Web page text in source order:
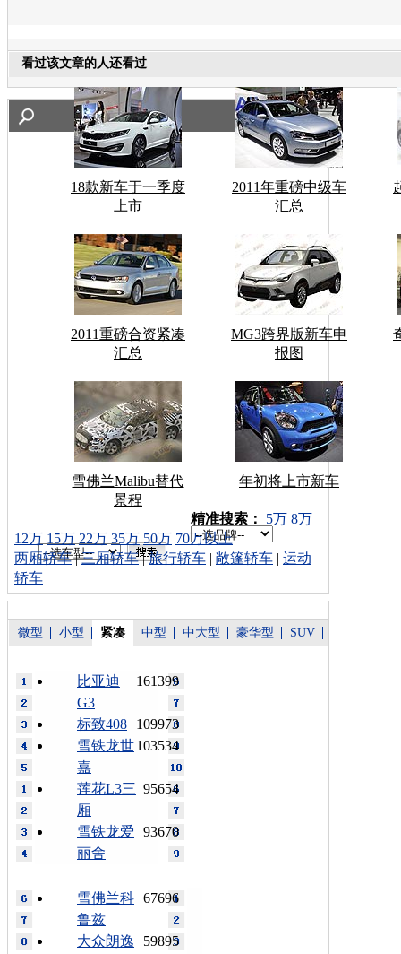
看过该文章的人还看过
18款新车于一季度
上市
2011年重磅中级车
汇总
2011重磅合资紧凑
汇总
MG3跨界版新车申
报图
雪佛兰Malibu替代
景程
年初将上市新车
车型搜索：
精准搜索： 5万 8万
12万 15万 22万 35万 50万 70万以上
两厢轿车|三厢轿车|旅行轿车 | 敞篷轿车 | 运动
轿车
微型 小型 紧凑 中型 中大型 豪华型 SUV
161399
比亚迪
G3
109973
标致408
103534
雪铁龙世
嘉
95654
莲花L3三
厢
93670
雪铁龙爱
丽舍
67696
雪佛兰科
鲁兹
59895
大众朗逸